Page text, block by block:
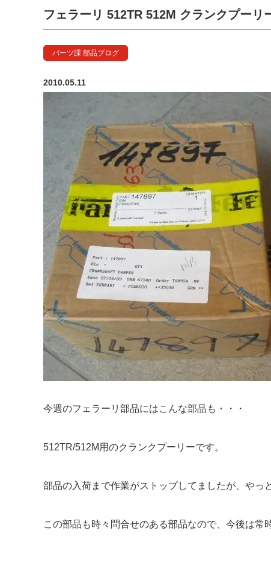
フェラーリ 512TR 512M クランクプーリ
パーツ課 部品ブログ
2010.05.11
今週のフェラーリ部品にはこんな部品も・・・
512TR/512M用のクランクプーリーです。
部品の入荷まで作業がストップしてましたが、やっ
この部品も時々問合せのある部品なので、今後は常